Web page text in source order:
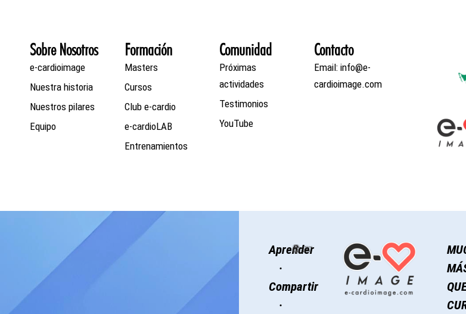
Sobre Nosotros
e-cardioimage
Nuestra historia
Nuestros pilares
Equipo
Formación
Masters
Cursos
Club e-cardio
e-cardioLAB
Entrenamientos
Comunidad
Próximas
actividades
Testimonios
YouTube
Contacto
Email: info@e-
cardioimage.com
Aprender
·
Compartir
·